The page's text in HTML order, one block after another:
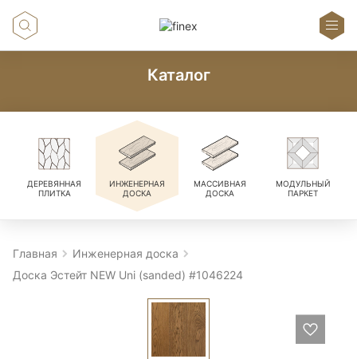
Каталог
ДЕРЕВЯННАЯ
ПЛИТКА
ИНЖЕНЕРНАЯ
ДОСКА
МАССИВНАЯ
ДОСКА
МОДУЛЬНЫЙ
ПАРКЕТ
Главная
Инженерная доска
Доска Эстейт NEW Uni (sanded) #1046224